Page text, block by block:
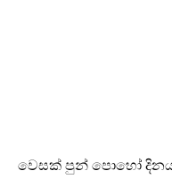
වෙසක් පුන් පොහෝ